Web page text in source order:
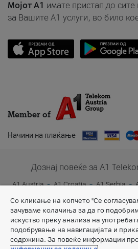
Мојот A1 имате пристап до
за Вашите A1 услуги, во било
Member of
Начини на плаќање
Дознај повеќе за A1
A1 Austria A1 Croatia A1 Serbia
Со кликање на копчето "Се
зачуваме колачиња за да го
искуство преку анализа на
подобрување на навигацијата и
содржина. За повеќе информации